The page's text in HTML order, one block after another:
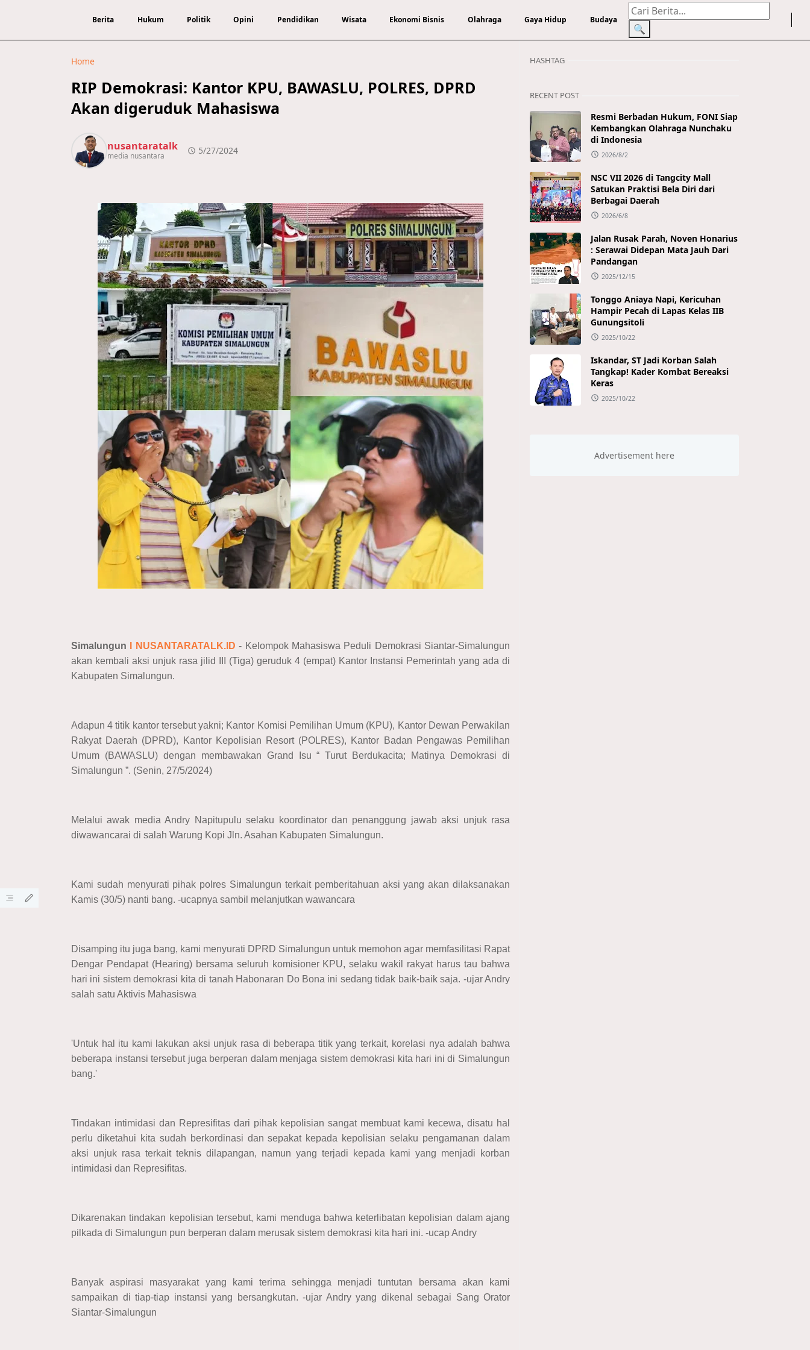
Berita Hukum Politik Opini Pendidikan Wisata Ekonomi Bisnis Olahraga Gaya Hidup Budaya
🔍
Home
RIP Demokrasi: Kantor KPU, BAWASLU, POLRES, DPRD
Akan digeruduk Mahasiswa
nusantaratalk
media nusantara 5/27/2024
Simalungun I NUSANTARATALK.ID - Kelompok Mahasiswa Peduli Demokrasi Siantar-Simalungun
akan kembali aksi unjuk rasa jilid III (Tiga) geruduk 4 (empat) Kantor Instansi Pemerintah yang ada di
Kabupaten Simalungun.
Adapun 4 titik kantor tersebut yakni; Kantor Komisi Pemilihan Umum (KPU), Kantor Dewan Perwakilan
Rakyat Daerah (DPRD), Kantor Kepolisian Resort (POLRES), Kantor Badan Pengawas Pemilihan
Umum (BAWASLU) dengan membawakan Grand Isu “ Turut Berdukacita; Matinya Demokrasi di
Simalungun ”. (Senin, 27/5/2024)
Melalui awak media Andry Napitupulu selaku koordinator dan penanggung jawab aksi unjuk rasa
diwawancarai di salah Warung Kopi Jln. Asahan Kabupaten Simalungun.
Kami sudah menyurati pihak polres Simalungun terkait pemberitahuan aksi yang akan dilaksanakan
Kamis (30/5) nanti bang. -ucapnya sambil melanjutkan wawancara
Disamping itu juga bang, kami menyurati DPRD Simalungun untuk memohon agar memfasilitasi Rapat
Dengar Pendapat (Hearing) bersama seluruh komisioner KPU, selaku wakil rakyat harus tau bahwa
hari ini sistem demokrasi kita di tanah Habonaran Do Bona ini sedang tidak baik-baik saja. -ujar Andry
salah satu Aktivis Mahasiswa
'Untuk hal itu kami lakukan aksi unjuk rasa di beberapa titik yang terkait, korelasi nya adalah bahwa
beberapa instansi tersebut juga berperan dalam menjaga sistem demokrasi kita hari ini di Simalungun
bang.'
Tindakan intimidasi dan Represifitas dari pihak kepolisian sangat membuat kami kecewa, disatu hal
perlu diketahui kita sudah berkordinasi dan sepakat kepada kepolisian selaku pengamanan dalam
aksi unjuk rasa terkait teknis dilapangan, namun yang terjadi kepada kami yang menjadi korban
intimidasi dan Represifitas.
Dikarenakan tindakan kepolisian tersebut, kami menduga bahwa keterlibatan kepolisian dalam ajang
pilkada di Simalungun pun berperan dalam merusak sistem demokrasi kita hari ini. -ucap Andry
Banyak aspirasi masyarakat yang kami terima sehingga menjadi tuntutan bersama akan kami
sampaikan di tiap-tiap instansi yang bersangkutan. -ujar Andry yang dikenal sebagai Sang Orator
Siantar-Simalungun
HASHTAG
RECENT POST
Resmi Berbadan Hukum, FONI Siap
Kembangkan Olahraga Nunchaku
di Indonesia
2026/8/2
NSC VII 2026 di Tangcity Mall
Satukan Praktisi Bela Diri dari
Berbagai Daerah
2026/6/8
Jalan Rusak Parah, Noven Honarius
: Serawai Didepan Mata Jauh Dari
Pandangan
2025/12/15
Tonggo Aniaya Napi, Kericuhan
Hampir Pecah di Lapas Kelas IIB
Gunungsitoli
2025/10/22
Iskandar, ST Jadi Korban Salah
Tangkap! Kader Kombat Bereaksi
Keras
2025/10/22